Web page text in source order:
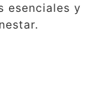
esenciales y